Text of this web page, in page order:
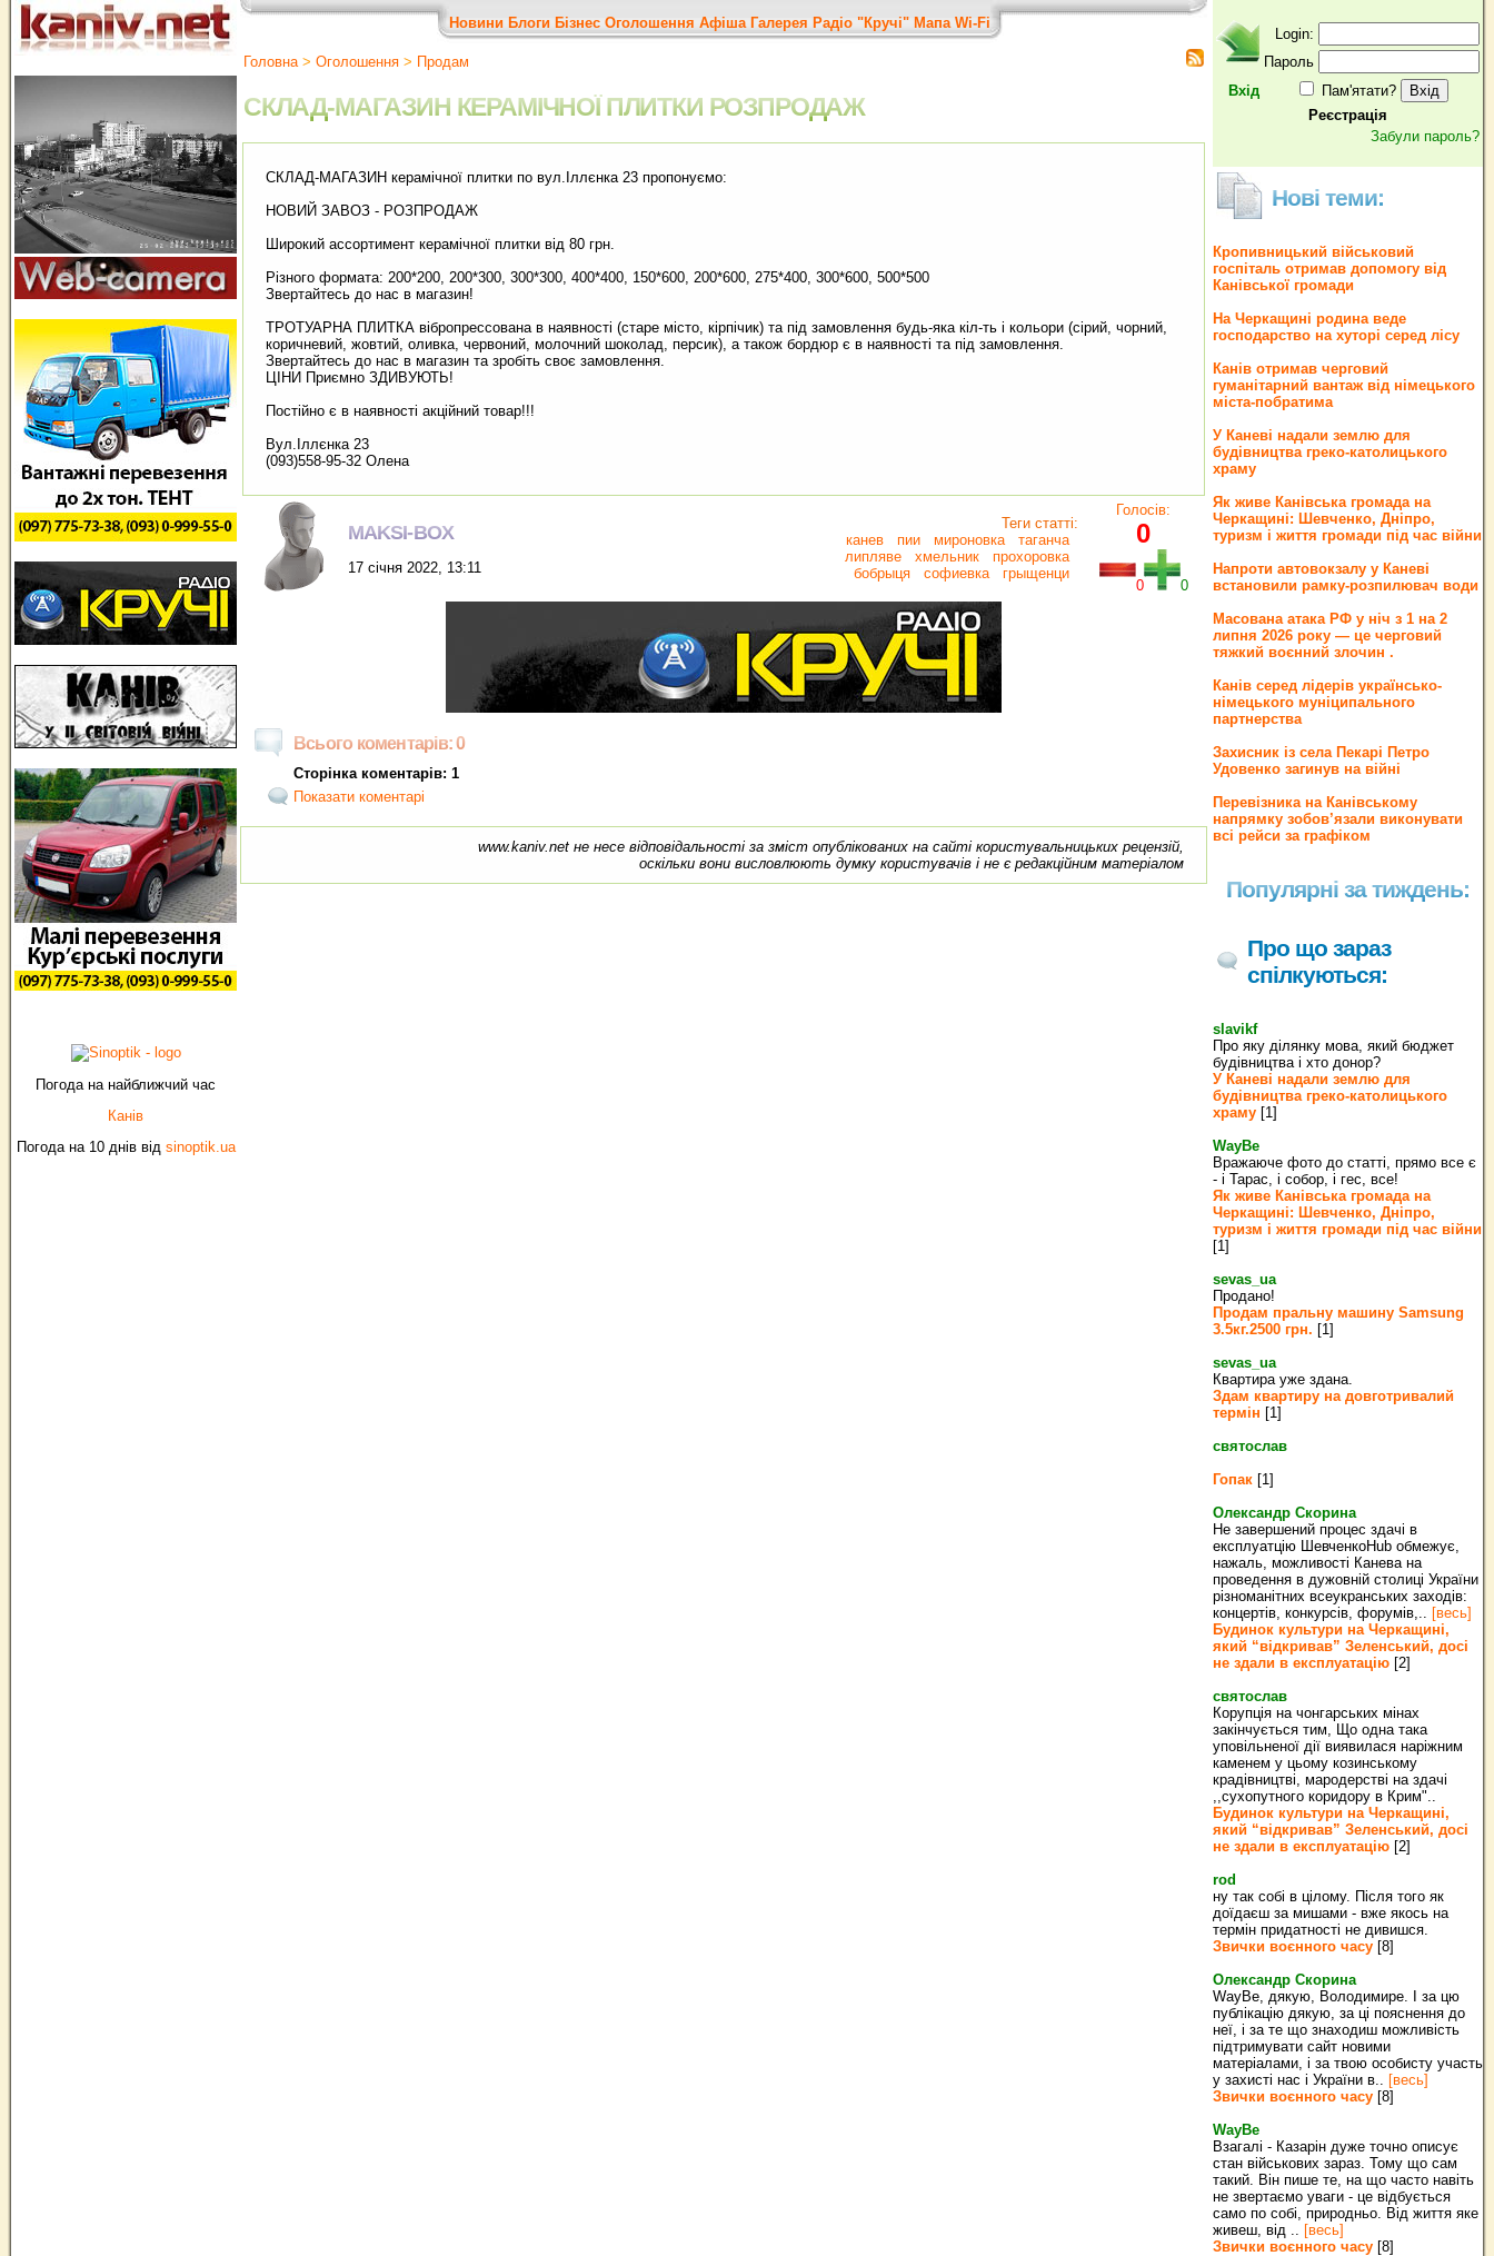
Погода на найближчий час
Канів
Погода на 10 днів від sinoptik.ua
Новини Блоги Бізнес Оголошення Афіша Галерея Радіо "Кручі" Мапа Wi-Fi
Головна> Оголошення > Продам
СКЛАД-МАГАЗИН КЕРАМІЧНОЇ ПЛИТКИ РОЗПРОДАЖ
СКЛАД-МАГАЗИН керамічної плитки по вул.Іллєнка 23 пропонуємо:
НОВИЙ ЗАВОЗ - РОЗПРОДАЖ
Широкий ассортимент керамічної плитки від 80 грн.
Різного формата: 200*200, 200*300, 300*300, 400*400, 150*600, 200*600, 275*400, 300*600, 500*500
Звертайтесь до нас в магазин!
ТРОТУАРНА ПЛИТКА вібропрессована в наявності (старе місто, кірпічик) та під замовлення будь-яка кіл-ть і кольори (сірий, чорний,
коричневий, жовтий, оливка, червоний, молочний шоколад, персик), а також бордюр є в наявності та під замовлення.
Звертайтесь до нас в магазин та зробіть своє замовлення.
ЦІНИ Приємно ЗДИВУЮТЬ!
Постійно є в наявності акційний товар!!!
Вул.Іллєнка 23
(093)558-95-32 Олена
MAKSI-BOX
17 січня 2022, 13:11
Теги статті:
канев
пии мироновка
таганча
липляве
хмельник
прохоровка
бобрыця
софиевка грыщенци
Голосів:
0
0 0
Всього коментарів: 0
Сторінка коментарів: 1
Показати коментарі
www.kaniv.net не несе відповідальності за зміст опублікованих на сайті користувальницьких рецензій,
оскільки вони висловлюють думку користувачів і не є редакційним матеріалом
Вхід
Login:
Пароль
Пам'ятати?
Реєстрація
Забули пароль?
Нові теми:
Кропивницький військовий
госпіталь отримав допомогу від
Канівської громади
На Черкащині родина веде
господарство на хуторі серед лісу
Канів отримав черговий
гуманітарний вантаж від німецького
міста-побратима
У Каневі надали землю для
будівництва греко‐католицького
храму
Як живе Канівська громада на
Черкащині: Шевченко, Дніпро,
туризм і життя громади під час війни
Напроти автовокзалу у Каневі
встановили рамку-розпилювач води
Масована атака РФ у ніч з 1 на 2
липня 2026 року — це черговий
тяжкий воєнний злочин .
Канів серед лідерів українсько-
німецького муніципального
партнерства
Захисник із села Пекарі Петро
Удовенко загинув на війні
Перевізника на Канівському
напрямку зобов’язали виконувати
всі рейси за графіком
Популярні за тиждень:
Про що зараз
спілкуються:
slavikf
Про яку ділянку мова, який бюджет
будівництва і хто донор?
У Каневі надали землю для
будівництва греко‐католицького
храму [1]
WayBe
Вражаюче фото до статті, прямо все є
- і Тарас, і собор, і гес, все!
Як живе Канівська громада на
Черкащині: Шевченко, Дніпро,
туризм і життя громади під час війни
[1]
sevas_ua
Продано!
Продам пральну машину Samsung
3.5кг.2500 грн. [1]
sevas_ua
Квартира уже здана.
Здам квартиру на довготривалий
термін [1]
святослав
Гопак [1]
Олександр Скорина
Не завершений процес здачі в
експлуатцію ШевченкоHub обмежує,
нажаль, можливості Канева на
проведення в дужовній столиці України
різноманітних всеукранських заходів:
концертів, конкурсів, форумів,.. [весь]
Будинок культури на Черкащині,
який “відкривав” Зеленський, досі
не здали в експлуатацію [2]
святослав
Корупція на чонгарських мінах
закінчується тим, Що одна така
уповільненої дії виявилася наріжним
каменем у цьому козинському
крадівництві, мародерстві на здачі
,,сухопутного коридору в Крим"..
Будинок культури на Черкащині,
який “відкривав” Зеленський, досі
не здали в експлуатацію [2]
rod
ну так собі в цілому. Після того як
доїдаєш за мишами - вже якось на
термін придатності не дивишся.
Звички воєнного часу [8]
Олександр Скорина
WayBe, дякую, Володимире. І за цю
публікацію дякую, за ці пояснення до
неї, і за те що знаходиш можливість
підтримувати сайт новими
матеріалами, і за твою особисту участь
у захисті нас і України в.. [весь]
Звички воєнного часу [8]
WayBe
Взагалі - Казарін дуже точно описує
стан військових зараз. Тому що сам
такий. Він пише те, на що часто навіть
не звертаємо уваги - це відбується
само по собі, природньо. Від життя яке
живеш, від .. [весь]
Звички воєнного часу [8]